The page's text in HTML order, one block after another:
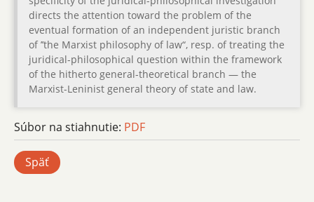
directs the attention toward the problem of the
eventual formation of an independent juristic branch
of ’’the Marxist philosophy of law“, resp. of treating the
juridical-philosophical question within the framework
of the hitherto general-theoretical branch — the
Marxist-Leninist general theory of state and law.
Súbor na stiahnutie: PDF
Späť